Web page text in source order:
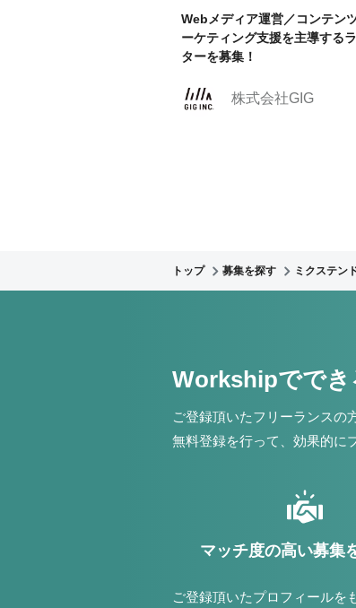
Webメディア運営／コンテン
ーケティング支援を主導する
ターを募集！
株式会社GIG
トップ 募集を探す ミクステン
Workshipででき
ご登録頂いたフリーランスの
無料登録を行って、効果的に
マッチ度の高い募集
ご登録頂いたプロフィールを